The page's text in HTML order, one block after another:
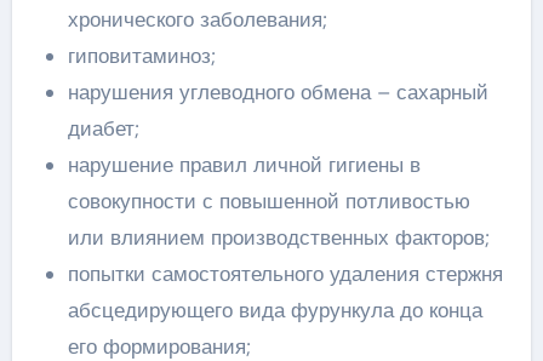
хронического заболевания;
гиповитаминоз;
нарушения углеводного обмена – сахарный
диабет;
нарушение правил личной гигиены в
совокупности с повышенной потливостью
или влиянием производственных факторов;
попытки самостоятельного удаления стержня
абсцедирующего вида фурункула до конца
его формирования;